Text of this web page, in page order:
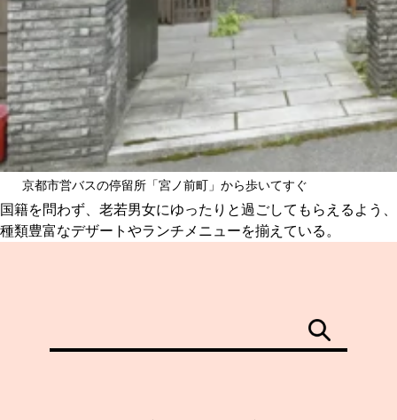
京都市営バスの停留所「宮ノ前町」から歩いてすぐ
国籍を問わず、老若男女にゆったりと過ごしてもらえるよう、
種類豊富なデザートやランチメニューを揃えている。